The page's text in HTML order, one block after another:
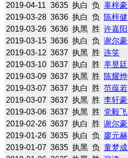
2019-04-11 3635 执白 负 辜梓豪
2019-03-28 3636 执白 负 陈梓健
2019-03-26 3636 执黑 胜 许嘉阳
2019-03-15 3636 执白 负 谢尔豪
2019-03-12 3637 执黑 胜 连笑
2019-03-10 3637 执白 胜 芈昱廷
2019-03-09 3637 执黑 胜 陈耀烨
2019-03-07 3637 执白 胜 范蕴若
2019-03-07 3637 执黑 胜 李轩豪
2019-03-06 3637 执黑 胜 党毅飞
2019-02-26 3637 执白 胜 谢尔豪
2019-01-26 3635 执白 负 廖元赫
2019-01-07 3635 执黑 负 童梦成